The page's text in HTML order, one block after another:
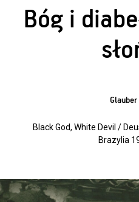
Bóg i
Black God, White Devil /
Brazylia